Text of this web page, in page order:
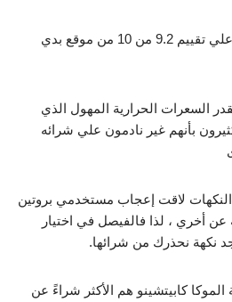
– حصل منتج بروتين انيرجي علي تقييم 9.2 من 10 من موقع بدي
السعرات الحرارية المهول الذي
بأنهم غير نادمون علي شرائه
النكهات لاقت إعجاب مستخدمي بروتين
أخري ، لذا فالفيصل في اختيار
نكهة نحذرك من شرائها.
كابيتشينو هم الأكثر شراءً عن